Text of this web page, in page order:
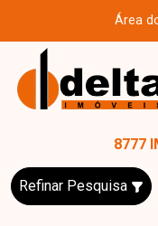
Área
8777
Refinar Pesquisa